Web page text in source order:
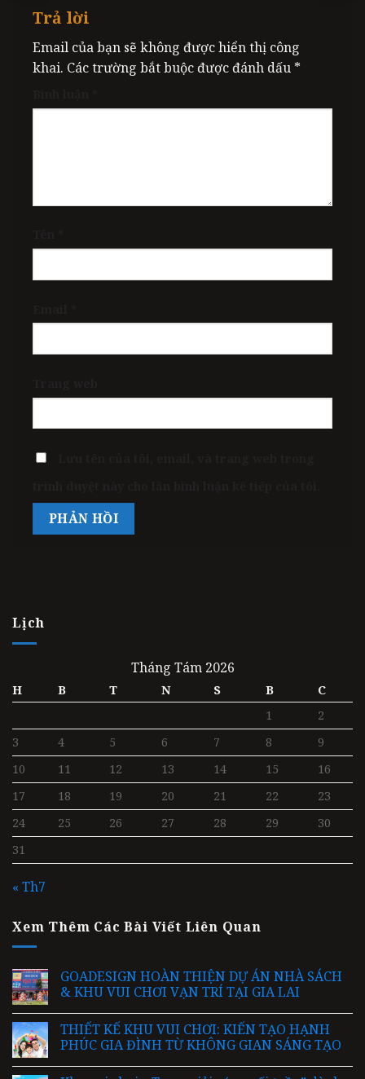
Trả lời
Email của bạn sẽ không được hiển thị công
khai. Các trường bắt buộc được đánh dấu *
Lịch
Tháng Tám 2026
H B T N S B
C
1
2
3
4 5 6 7 8
9
10
11 12 13 14 15
16
17
18 19 20 21 22
23
24
25 26 27 28 29
30
31
« Th7
Xem Thêm Các Bài Viết Liên Quan
GOADESIGN HOÀN THIỆN DỰ ÁN NHÀ SÁCH
& KHU VUI CHƠI VẠN TRÍ TẠI GIA LAI
THIẾT KẾ KHU VUI CHƠI: KIẾN TẠO HẠNH
PHÚC GIA ĐÌNH TỪ KHÔNG GIAN SÁNG TẠO